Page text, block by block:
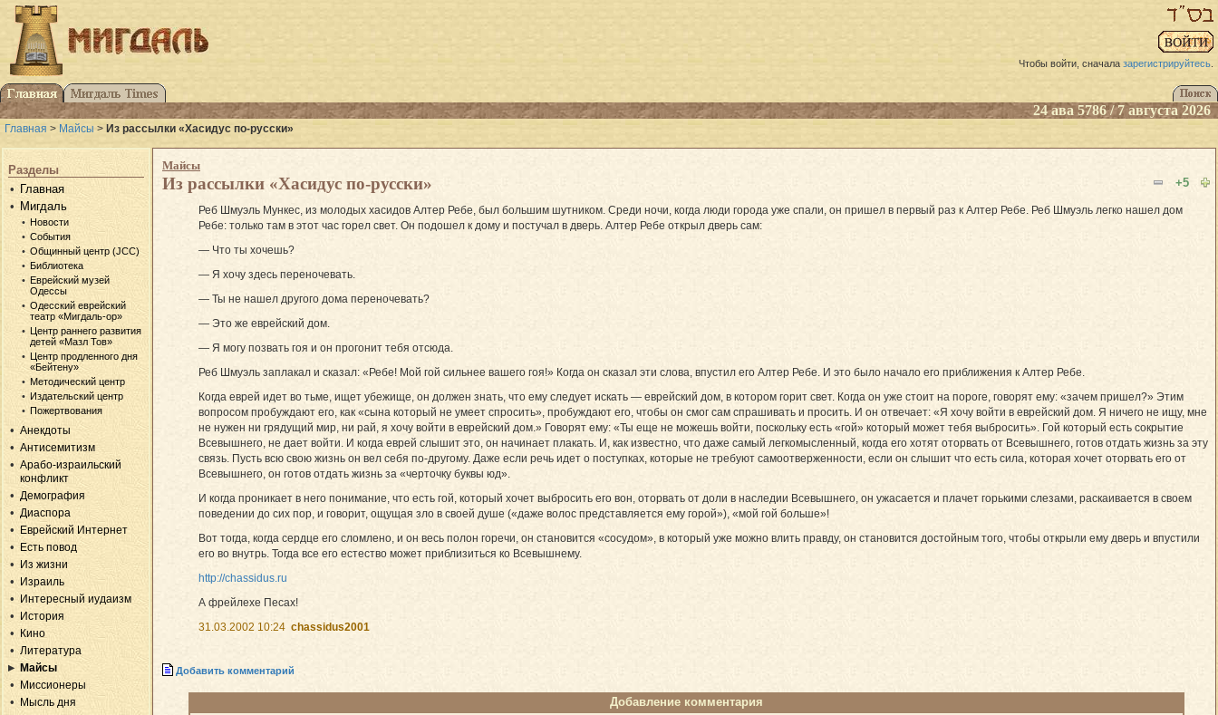
Чтобы войти, сначала зарегистрируйтесь.
24 ава 5786 / 7 августа 2026
Главная > Майсы > Из рассылки «Хасидус по-русски»
Разделы
Главная
Мигдаль
Новости
События
Общинный центр (JCC)
Библиотека
Еврейский музей
Одессы
Одесский еврейский
театр «Мигдаль-ор»
Центр раннего развития
детей «Мазл Тов»
Центр продленного дня
«Бейтену»
Методический центр
Издательский центр
Пожертвования
Анекдоты
Антисемитизм
Арабо-израильский
конфликт
Демография
Диаспора
Еврейский Интернет
Есть повод
Из жизни
Израиль
Интересный иудаизм
История
Кино
Литература
Майсы
Миссионеры
Мысль дня
Майсы
+5
Из рассылки «Хасидус по-русски»
Реб Шмуэль Мункес, из молодых хасидов Алтер Ребе, был большим шутником. Среди ночи, когда люди города уже спали, он пришел в первый раз к Алтер Ребе. Реб Шмуэль легко нашел дом
Ребе: только там в этот час горел свет. Он подошел к дому и постучал в дверь. Алтер Ребе открыл дверь сам:
— Что ты хочешь?
— Я хочу здесь переночевать.
— Ты не нашел другого дома переночевать?
— Это же еврейский дом.
— Я могу позвать гоя и он прогонит тебя отсюда.
Реб Шмуэль заплакал и сказал: «Ребе! Мой гой сильнее вашего гоя!» Когда он сказал эти слова, впустил его Алтер Ребе. И это было начало его приближения к Алтер Ребе.
Когда еврей идет во тьме, ищет убежище, он должен знать, что ему следует искать — еврейский дом, в котором горит свет. Когда он уже стоит на пороге, говорят ему: «зачем пришел?» Этим
вопросом пробуждают его, как «сына который не умеет спросить», пробуждают его, чтобы он смог сам спрашивать и просить. И он отвечает: «Я хочу войти в еврейский дом. Я ничего не ищу, мне
не нужен ни грядущий мир, ни рай, я хочу войти в еврейский дом.» Говорят ему: «Ты еще не можешь войти, поскольку есть «гой» который может тебя выбросить». Гой который есть сокрытие
Всевышнего, не дает войти. И когда еврей слышит это, он начинает плакать. И, как известно, что даже самый легкомысленный, когда его хотят оторвать от Всевышнего, готов отдать жизнь за эту
связь. Пусть всю свою жизнь он вел себя по-другому. Даже если речь идет о поступках, которые не требуют самоотверженности, если он слышит что есть сила, которая хочет оторвать его от
Всевышнего, он готов отдать жизнь за «черточку буквы юд».
И когда проникает в него понимание, что есть гой, который хочет выбросить его вон, оторвать от доли в наследии Всевышнего, он ужасается и плачет горькими слезами, раскаивается в своем
поведении до сих пор, и говорит, ощущая зло в своей душе («даже волос представляется ему горой»), «мой гой больше»!
Вот тогда, когда сердце его сломлено, и он весь полон горечи, он становится «сосудом», в который уже можно влить правду, он становится достойным того, чтобы открыли ему дверь и впустили
его во внутрь. Тогда все его естество может приблизиться ко Всевышнему.
http://chassidus.ru
А фрейлехе Песах!
31.03.2002 10:24 chassidus2001
Добавить комментарий
Добавление комментария